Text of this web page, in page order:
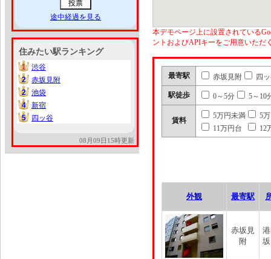
途中経過を見る
住みたい駅ランキング
1
1
渋谷
2
2
赤坂見附
2
2
池袋
4
4
新宿
5
5 四ッ谷
08月09日15時更新
本デモページ上に設置されている
ントおよびAPIキーをご用意いただ
最寄駅 赤坂見附 四
駅徒歩 0～5分 5～10
賃料
5万円未満
5
11万円台
12
外観 最寄駅
赤坂見
附